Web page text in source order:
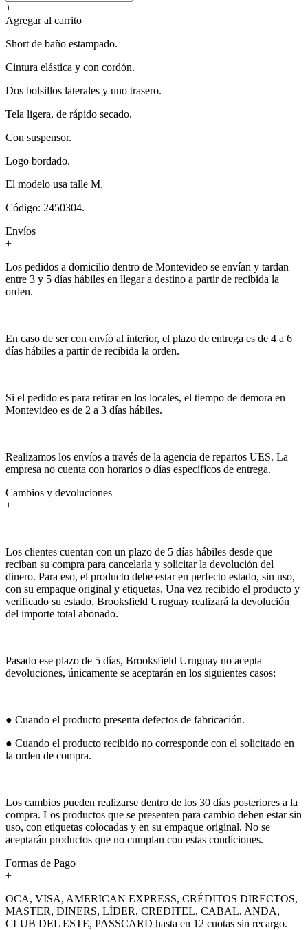
+
Agregar al carrito
Short de baño estampado.
Cintura elástica y con cordón.
Dos bolsillos laterales y uno trasero.
Tela ligera, de rápido secado.
Con suspensor.
Logo bordado.
El modelo usa talle M.
Código: 2450304.
Envíos
+
Los pedidos a domicilio dentro de Montevideo se envían y tardan
entre 3 y 5 días hábiles en llegar a destino a partir de recibida la
orden.
En caso de ser con envío al interior, el plazo de entrega es de 4 a 6
días hábiles a partir de recibida la orden.
Si el pedido es para retirar en los locales, el tiempo de demora en
Montevideo es de 2 a 3 días hábiles.
Realizamos los envíos a través de la agencia de repartos UES. La
empresa no cuenta con horarios o días específicos de entrega.
Cambios y devoluciones
+
Los clientes cuentan con un plazo de 5 días hábiles desde que
reciban su compra para cancelarla y solicitar la devolución del
dinero. Para eso, el producto debe estar en perfecto estado, sin uso,
con su empaque original y etiquetas. Una vez recibido el producto y
verificado su estado, Brooksfield Uruguay realizará la devolución
del importe total abonado.
Pasado ese plazo de 5 días, Brooksfield Uruguay no acepta
devoluciones, únicamente se aceptarán en los siguientes casos:
● Cuando el producto presenta defectos de fabricación.
● Cuando el producto recibido no corresponde con el solicitado en
la orden de compra.
Los cambios pueden realizarse dentro de los 30 días posteriores a la
compra. Los productos que se presenten para cambio deben estar sin
uso, con etiquetas colocadas y en su empaque original. No se
aceptarán productos que no cumplan con estas condiciones.
Formas de Pago
+
OCA, VISA, AMERICAN EXPRESS, CRÉDITOS DIRECTOS,
MASTER, DINERS, LÍDER, CREDITEL, CABAL, ANDA,
CLUB DEL ESTE, PASSCARD hasta en 12 cuotas sin recargo.